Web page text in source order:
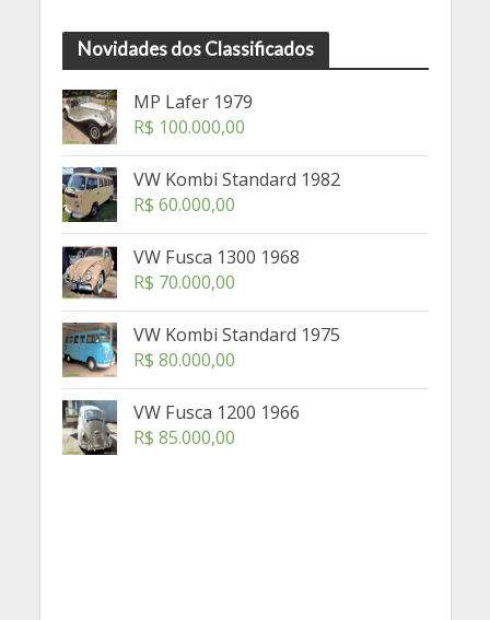
Novidades dos Classificados
MP Lafer 1979
R$ 100.000,00
VW Kombi Standard 1982
R$ 60.000,00
VW Fusca 1300 1968
R$ 70.000,00
VW Kombi Standard 1975
R$ 80.000,00
VW Fusca 1200 1966
R$ 85.000,00